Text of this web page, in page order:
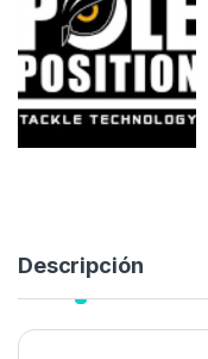
Descripción